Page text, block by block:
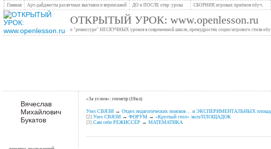
Главная Арт-дайджесты различных выставок и вернисажей ДО и ПОСЛЕ откр. урока СБОРНИК игровых приёмов обуч.
ОТКРЫТЫЙ УРОК: www.openlesson.ru
о "режиссуре" НЕСКУЧНЫХ уроков в современной школе, премудростях социо/игрового стиля
Вячеслав
Михайлович
Букатов
«За углом»: геометр (10кл)
Узел СВЯЗИ→ Отдел педагогических поисков… и ЭКСПЕРИМЕНТАЛЬНЫХ
[2] Узел СВЯЗИ→ ФОРУМ→ «Круглый стол» эксп/ПЛОЩАДОК
[3] Сам себе РЕЖИССЁР → МАТЕМАТИКА